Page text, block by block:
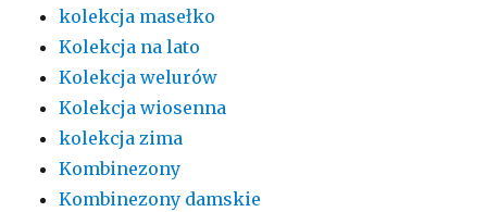
kolekcja masełko
Kolekcja na lato
Kolekcja welurów
Kolekcja wiosenna
kolekcja zima
Kombinezony
Kombinezony damskie